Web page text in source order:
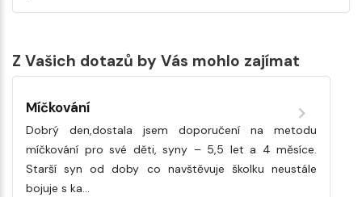
Z Vašich dotazů by Vás mohlo zajímat
Míčkování
Dobrý den,dostala jsem doporučení na metodu
míčkování pro své děti, syny – 5,5 let a 4 měsíce.
Starší syn od doby co navštěvuje školku neustále
bojuje s ka…